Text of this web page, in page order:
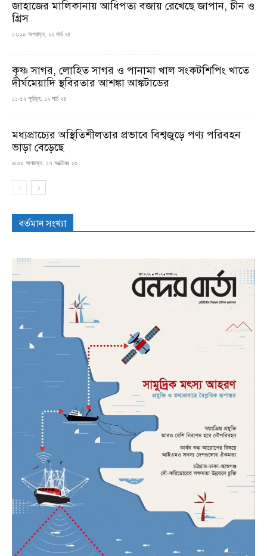
জাহাজের মালিকানায় আধিপত্য বজায় রেখেছে জাপান, চীন ও
গ্রিস
১২:১০ অপরাহ্ন, ১২ মার্চ ২৪
কৃষ্ণ সাগর, লোহিত সাগর ও পানামা খাল সংকটশিপিং খাতে
দীর্ঘমেয়াদি স্থবিরতার আশঙ্কা আঙ্কটাডের
১১:৫২ পূর্বাহ্ন, ১২ মার্চ ২৪
মধ্যপ্রাচ্যের অস্থিতিশীলতার প্রভাবে বিশ্বজুড়ে পণ্য পরিবহন
ভাড়া বেড়েছে
৬:৩০ অপরাহ্ন, ১৭ অক্টোবর ২৩
বর্তমান সংখ্যা